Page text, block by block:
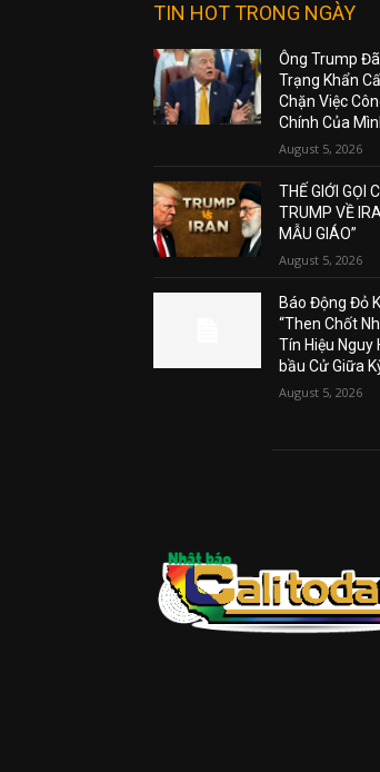
TIN HOT TRONG NGÀY
Ông Trump
Trạng Khẩn
Chặn Việc
Chính Của
August 5, 2026
THẾ GIỚI GỌI
TRUMP VỀ
MẪU GIÁO”
August 5, 2026
Báo Động Đỏ
“Then Chốt
Tín Hiệu Nguy
bầu Cử Giữa
August 5, 2026